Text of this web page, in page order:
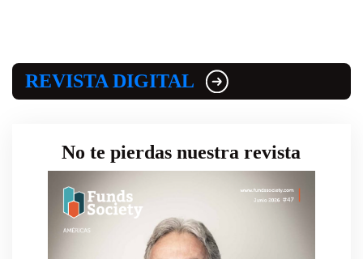
REVISTA DIGITAL
No te pierdas nuestra revista